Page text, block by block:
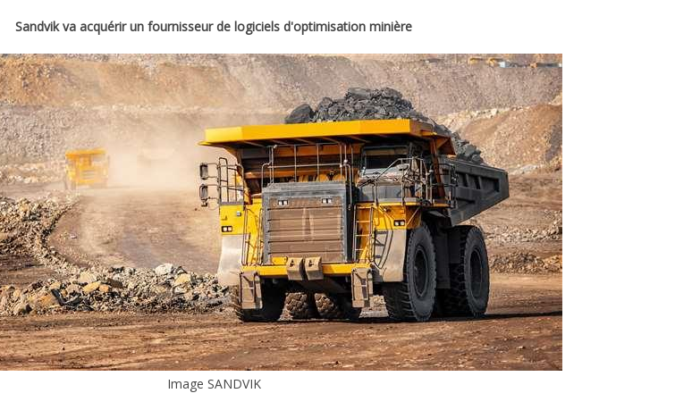
Sandvik va acquérir un fournisseur de logiciels d'optimisation minière
Image SANDVIK